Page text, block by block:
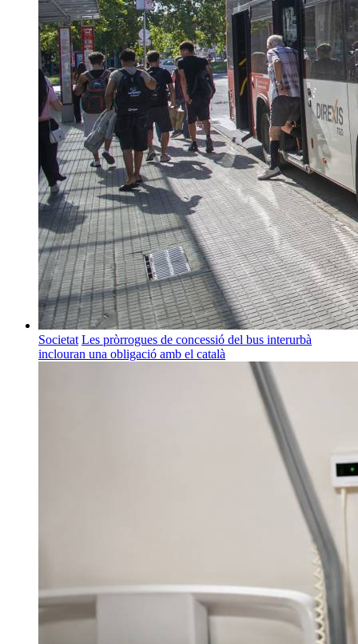
Societat Les pròrrogues de concessió del bus interurbà
inclouran una obligació amb el català